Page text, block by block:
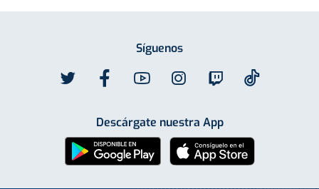
Síguenos
Descárgate nuestra App